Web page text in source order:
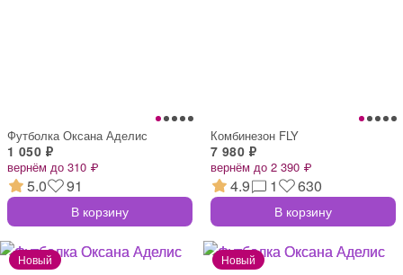
Футболка Оксана Аделис
1 050 ₽
вернём до 310 ₽
5.0 91
В корзину
Комбинезон FLY
7 980 ₽
вернём до 2 390 ₽
4.9 1 630
В корзину